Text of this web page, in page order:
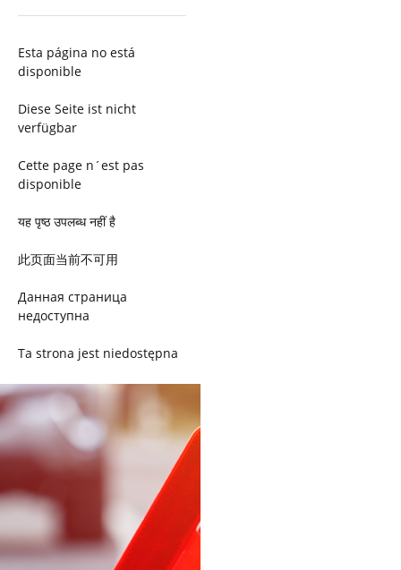
Esta página no está
disponible
Diese Seite ist nicht
verfügbar
Cette page n´est pas
disponible
यह पृष्ठ उपलब्ध नहीं है
此页面当前不可用
Данная страница
недоступна
Ta strona jest niedostępna
Trang này không có
Esta página não está
disponível
このページは現在利用できま
せん
Pagina non disponibile